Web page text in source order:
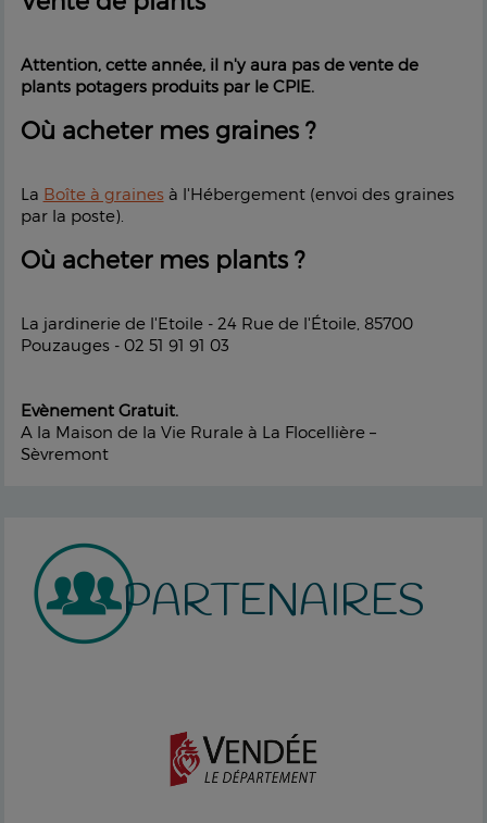
Attention, cette année, il n'y aura pas de vente de
plants potagers produits par le CPIE.
Où acheter mes graines ?
La Boîte à grainesà l'Hébergement (envoi des graines
par la poste).
Où acheter mes plants ?
La jardinerie de l'Etoile - 24 Rue de l'Étoile, 85700
Pouzauges - 02 51 91 91 03
EvènementGratuit.
A la Maison de la Vie Rurale à La Flocellière –
Sèvremont
PARTENAIRES